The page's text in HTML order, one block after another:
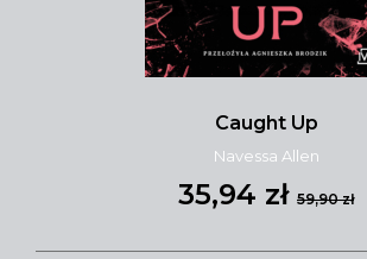
Caught Up
Navessa Allen
35,94 zł 59,90 zł